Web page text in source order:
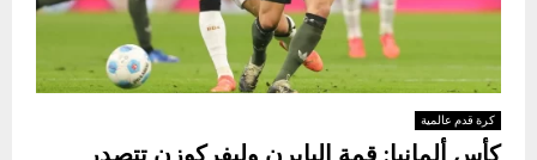
كرة قدم عالمية